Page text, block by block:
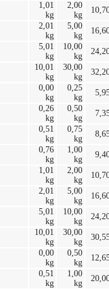
1,01
kg
2,00
kg
2,01
kg
5,00
kg
5,01
kg
10,00
kg
10,01
kg
30,00
kg
0,00
kg
0,25
kg
0,26
kg
0,50
kg
0,51
kg
0,75
kg
0,76
kg
1,00
kg
1,01
kg
2,00
kg
2,01
kg
5,00
kg
5,01
kg
10,00
kg
10,01
kg
30,00
kg
0,00
kg
0,50
kg
0,51
kg
1,00
kg